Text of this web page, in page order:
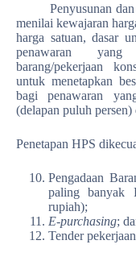
Penyusunan dan
menilai kewajaran
harga satuan, dasar
penawaran
barang/pekerjaan
untuk menetapkan
bagi penawaran
(delapan puluh
Penetapan HPS
Pengadaan
paling banyak
rupiah);
E-purchasing;
Tender pekerjaan